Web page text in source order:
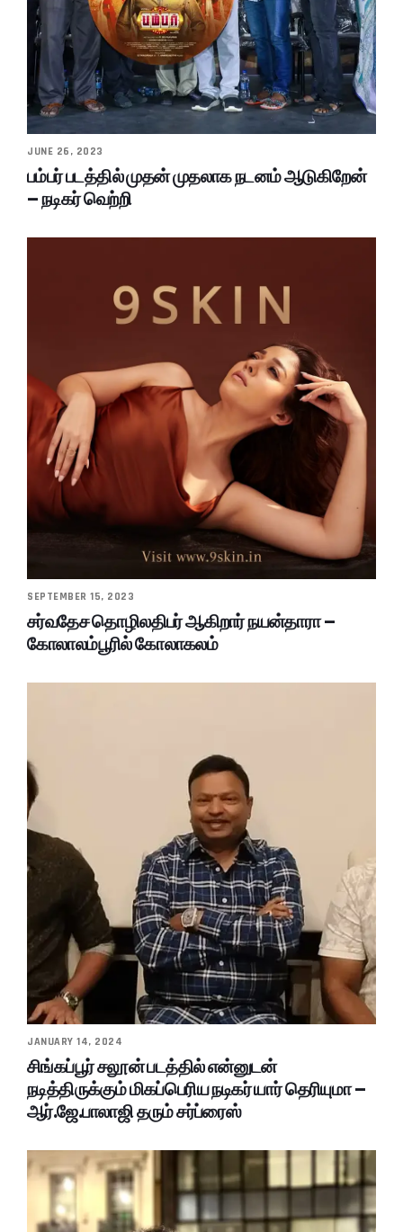
JUNE 26, 2023
பம்பர் படத்தில் முதன் முதலாக நடனம் ஆடுகிறேன்
– நடிகர் வெற்றி
SEPTEMBER 15, 2023
சர்வதேச தொழிலதிபர் ஆகிறார் நயன்தாரா –
கோலாலம்பூரில் கோலாகலம்
JANUARY 14, 2024
சிங்கப்பூர் சலூன் படத்தில் என்னுடன்
நடித்திருக்கும் மிகப்பெரிய நடிகர் யார் தெரியுமா –
ஆர்.ஜே.பாலாஜி தரும் சர்ப்ரைஸ்